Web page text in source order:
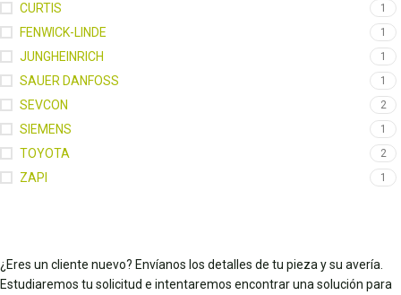
CURTIS 1
FENWICK-LINDE 1
JUNGHEINRICH 1
SAUER DANFOSS 1
SEVCON 2
SIEMENS 1
TOYOTA 2
ZAPI 1
¿Eres un cliente nuevo? Envíanos los detalles de tu pieza y su avería.
Estudiaremos tu solicitud e intentaremos encontrar una solución para